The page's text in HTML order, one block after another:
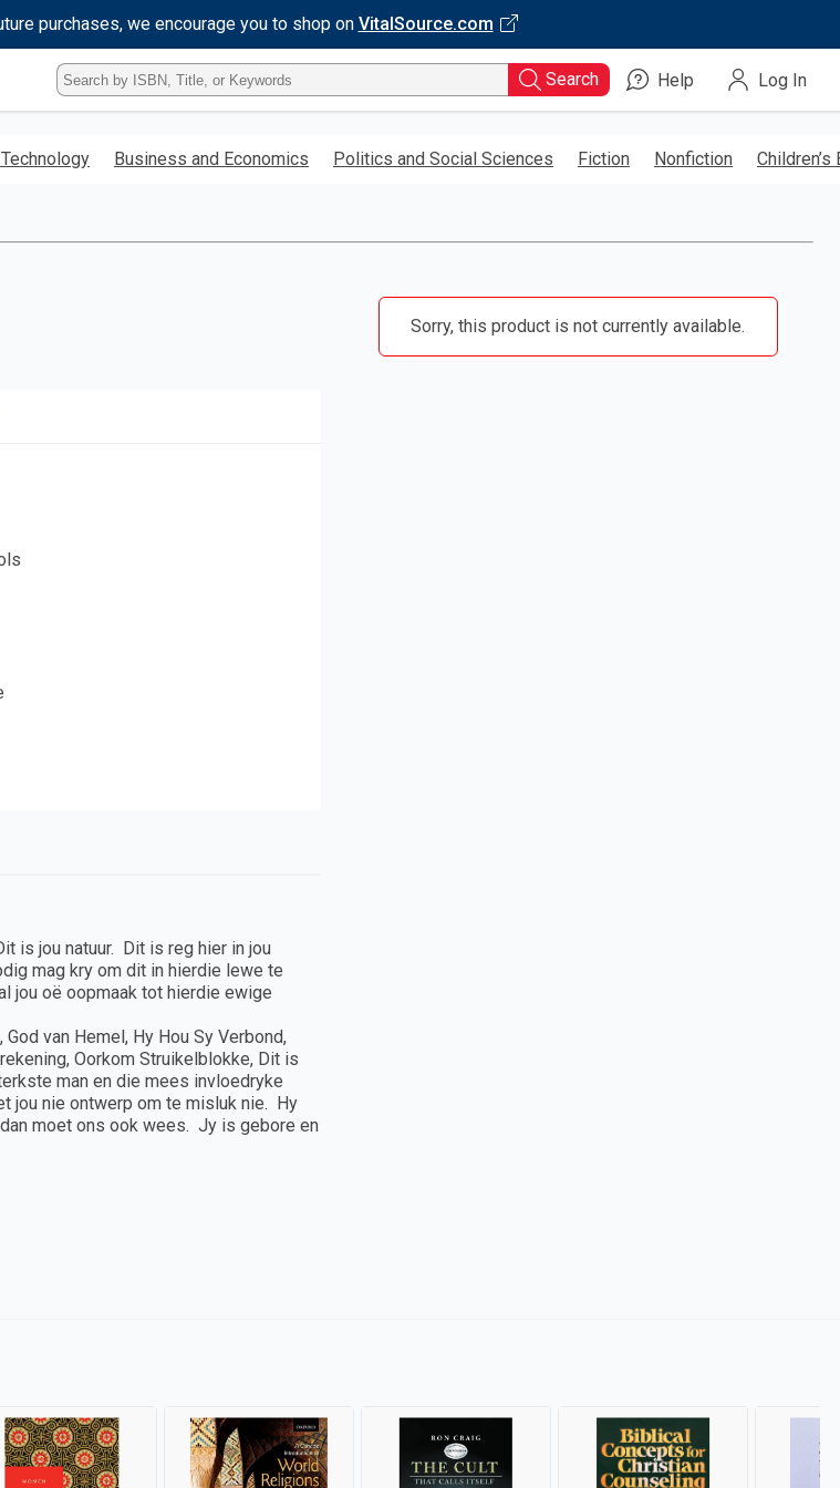
purchases, we encourage you to shop on VitalSource.com
Type
ISBN,
Title,
Keyword
Search Help Log In
Business and Economics Politics and Social Sciences Fiction Nonfiction Children’s
Sorry, this product is not currently available.
is jou natuur. Dit is reg hier in jou
mag kry om dit in hierdie lewe te
jou oë oopmaak tot hierdie ewige
van Hemel, Hy Hou Sy Verbond,
Oorkom Struikelblokke, Dit is
man en die mees invloedryke
jou nie ontwerp om te misluk nie. Hy
moet ons ook wees. Jy is gebore en